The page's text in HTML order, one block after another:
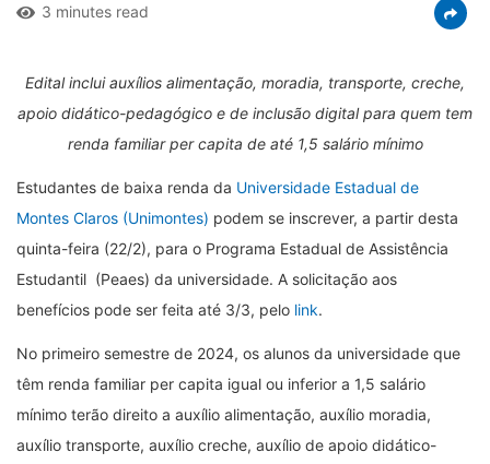
3 minutes read
Edital inclui auxílios alimentação, moradia, transporte, creche,
apoio didático-pedagógico e de inclusão digital para quem tem
renda familiar per capita de até 1,5 salário mínimo
Estudantes de baixa renda da Universidade Estadual de
Montes Claros (Unimontes) podem se inscrever, a partir desta
quinta-feira (22/2), para o Programa Estadual de Assistência
Estudantil (Peaes) da universidade. A solicitação aos
benefícios pode ser feita até 3/3, pelo link.
No primeiro semestre de 2024, os alunos da universidade que
têm renda familiar per capita igual ou inferior a 1,5 salário
mínimo terão direito a auxílio alimentação, auxílio moradia,
auxílio transporte, auxílio creche, auxílio de apoio didático-